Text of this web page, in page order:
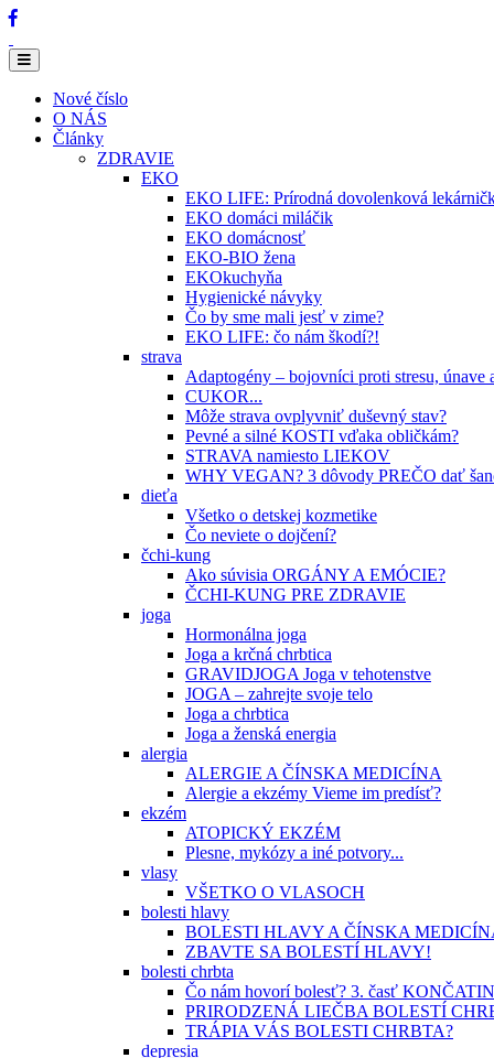
Nové číslo
O NÁS
Články
ZDRAVIE
EKO
EKO LIFE: Prírodná dovolenková
EKO domáci miláčik
EKO domácnosť
EKO-BIO žena
EKOkuchyňa
Hygienické návyky
Čo by sme mali jesť v zime?
EKO LIFE: čo nám škodí?!
strava
Adaptogény – bojovníci proti stresu, únave
CUKOR...
Môže strava ovplyvniť duševný stav?
Pevné a silné KOSTI vďaka obličkám?
STRAVA namiesto LIEKOV
WHY VEGAN? 3 dôvody PREČO dať
dieťa
Všetko o detskej kozmetike
Čo neviete o dojčení?
čchi-kung
Ako súvisia ORGÁNY A EMÓCIE?
ČCHI-KUNG PRE ZDRAVIE
joga
Hormonálna joga
Joga a krčná chrbtica
GRAVIDJOGA Joga v tehotenstve
JOGA – zahrejte svoje telo
Joga a chrbtica
Joga a ženská energia
alergia
ALERGIE A ČÍNSKA MEDICÍNA
Alergie a ekzémy Vieme im predísť?
ekzém
ATOPICKÝ EKZÉM
Plesne, mykózy a iné potvory...
vlasy
VŠETKO O VLASOCH
bolesti hlavy
BOLESTI HLAVY A ČÍNSKA
ZBAVTE SA BOLESTÍ HLAVY!
bolesti chrbta
Čo nám hovorí bolesť? 3. časť
PRIRODZENÁ LIEČBA BOLESTÍ
TRÁPIA VÁS BOLESTI CHRBTA?
depresia